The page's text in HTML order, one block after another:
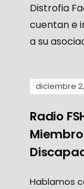
Distrofia
cuentan e
a su
diciembre
Radio
Hablamos